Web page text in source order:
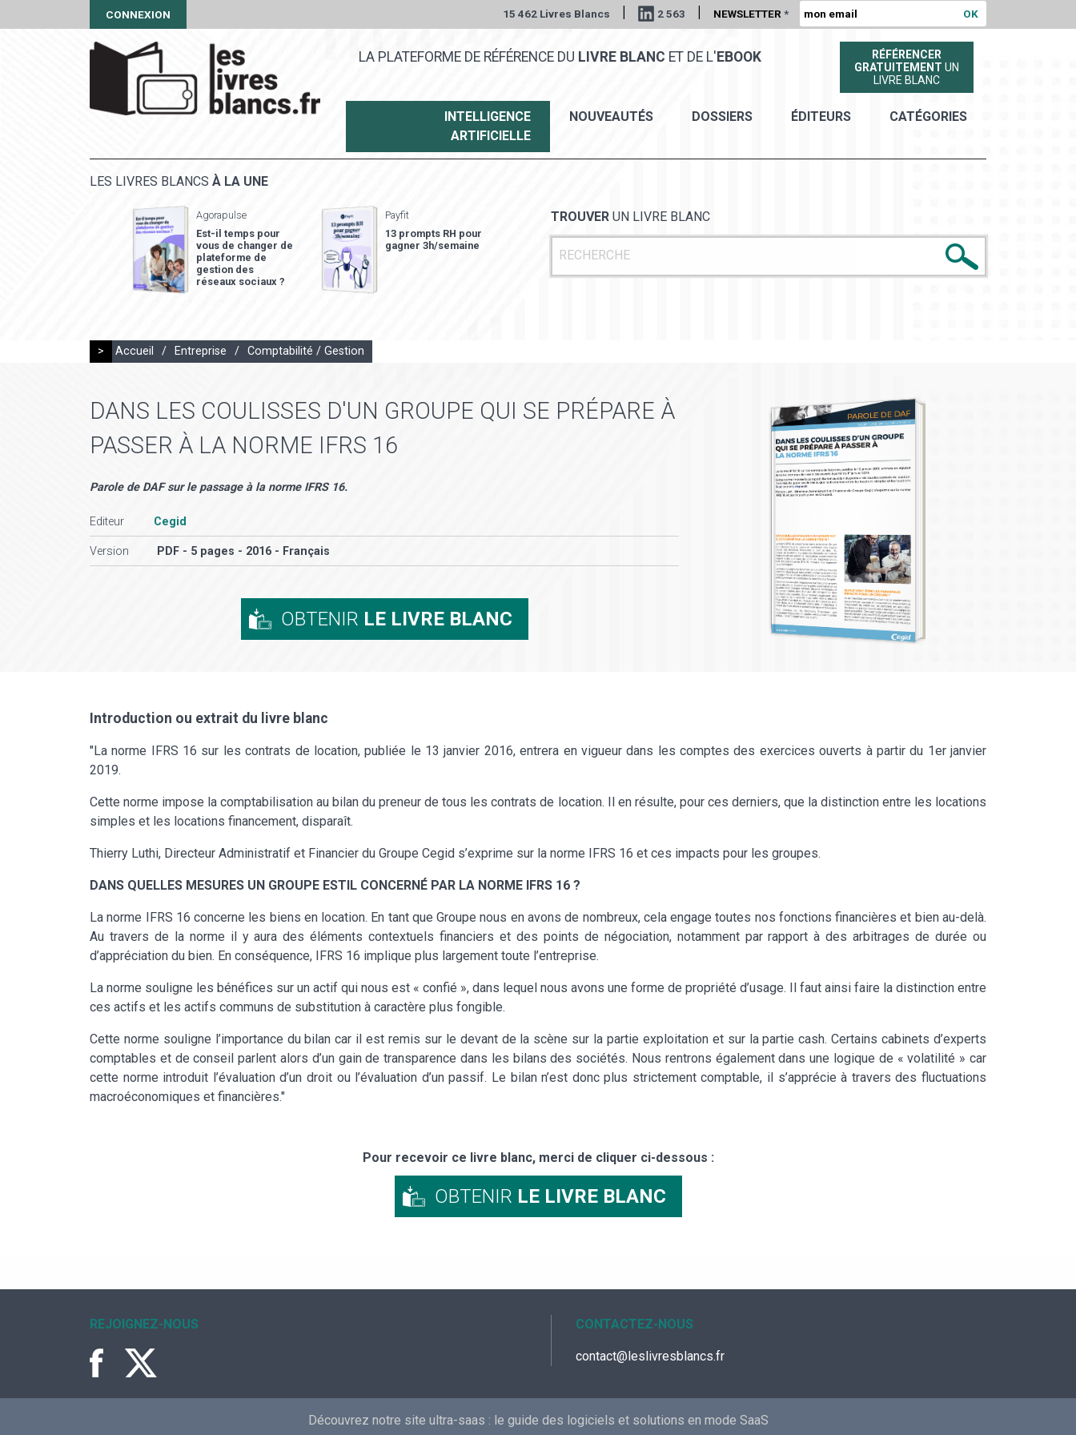
CONNEXION 15 462 Livres Blancs | 2 563 | NEWSLETTER *
LA PLATEFORME DE RÉFÉRENCE DU LIVRE BLANC ET DE L' EBOOK
RÉFÉRENCER
GRATUITEMENT UN
LIVRE BLANC
INTELLIGENCE
ARTIFICIELLE
NOUVEAUTÉS DOSSIERS ÉDITEURS CATÉGORIES
LES LIVRES BLANCS À LA UNE
Agorapulse
Est-il temps pour
vous de changer de
plateforme de
gestion des
réseaux sociaux ?
Payfit
13 prompts RH pour
gagner 3h/semaine
TROUVER UN LIVRE BLANC
> Accueil / Entreprise / Comptabilité / Gestion
DANS LES COULISSES D'UN GROUPE QUI SE PRÉPARE À
PASSER À LA NORME IFRS 16
Parole de DAF sur le passage à la norme IFRS 16.
Editeur Cegid
Version PDF - 5 pages - 2016 - Français
OBTENIR LE LIVRE BLANC
Introduction ou extrait du livre blanc
"La norme IFRS 16 sur les contrats de location, publiée le 13 janvier 2016, entrera en vigueur dans les comptes des exercices ouverts à partir du 1er janvier
2019.
Cette norme impose la comptabilisation au bilan du preneur de tous les contrats de location. Il en résulte, pour ces derniers, que la distinction entre les locations
simples et les locations financement, disparaît.
Thierry Luthi, Directeur Administratif et Financier du Groupe Cegid s’exprime sur la norme IFRS 16 et ces impacts pour les groupes.
DANS QUELLES MESURES UN GROUPE ESTIL CONCERNÉ PAR LA NORME IFRS 16 ?
La norme IFRS 16 concerne les biens en location. En tant que Groupe nous en avons de nombreux, cela engage toutes nos fonctions financières et bien au-delà.
Au travers de la norme il y aura des éléments contextuels financiers et des points de négociation, notamment par rapport à des arbitrages de durée ou
d’appréciation du bien. En conséquence, IFRS 16 implique plus largement toute l’entreprise.
La norme souligne les bénéfices sur un actif qui nous est « confié », dans lequel nous avons une forme de propriété d’usage. Il faut ainsi faire la distinction entre
ces actifs et les actifs communs de substitution à caractère plus fongible.
Cette norme souligne l’importance du bilan car il est remis sur le devant de la scène sur la partie exploitation et sur la partie cash. Certains cabinets d’experts
comptables et de conseil parlent alors d’un gain de transparence dans les bilans des sociétés. Nous rentrons également dans une logique de « volatilité » car
cette norme introduit l’évaluation d’un droit ou l’évaluation d’un passif. Le bilan n’est donc plus strictement comptable, il s’apprécie à travers des fluctuations
macroéconomiques et financières."
Pour recevoir ce livre blanc, merci de cliquer ci-dessous :
OBTENIR LE LIVRE BLANC
REJOIGNEZ-NOUS CONTACTEZ-NOUS
contact@leslivresblancs.fr
Découvrez notre site ultra-saas : le guide des logiciels et solutions en mode SaaS